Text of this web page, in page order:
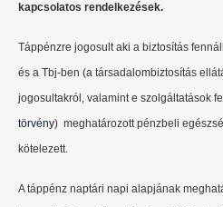
kapcsolatos rendelkezések.
Táppénzre jogosult aki a biztosítás
és a Tbj-ben (a társadalombiztosítás
jogosultakról, valamint e szolgáltatások
törvény) meghatározott pénzbeli
kötelezett.
A táppénz naptári napi alapjának